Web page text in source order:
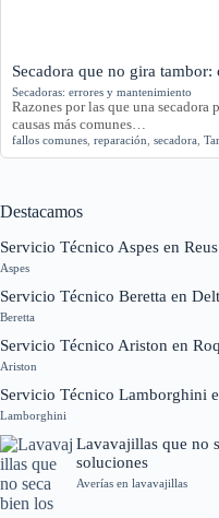
Secadora que no gira
Secadoras: errores y mantenimiento
Razones por las que una secadora
causas más comunes…
fallos comunes reparación secadora
Destacamos
Servicio Técnico Aspes en Reus
Aspes
Servicio Técnico Beretta en
Beretta
Servicio Técnico Ariston en
Ariston
Servicio Técnico Lamborghini
Lamborghini
Lavavajillas que no
soluciones
Averías en lavavajillas